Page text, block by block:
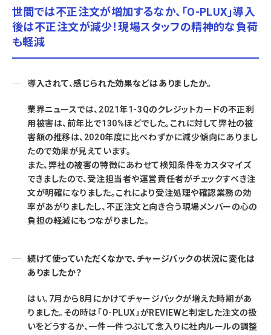
世間では不正注文が増加するなか、「O-PLUX」導入
後は不正注文が減少！現場スタッフの精神的な負荷
も軽減
導入されて、感じられた効果などはありましたか。
業界ニュースでは、2021年1-3Qのクレジットカードの不正利
用被害は、前年比で130%ほどでした。これに対して弊社の被
害額の推移は、2020年度に比べわずかに減少傾向にありまし
たので効果が見えています。
また、弊社の被害の特徴にあわせて検知条件をカスタマイズ
できましたので、受注担当者や運営責任者がチェックすべき注
文が明確になりました。これにより受注処理や確認業務の効
率があがりましたし、不正注文と向き合う現場メンバーの心の
負担の軽減にもつながりました。
続けて使っていただくなかで、チャージバックの状況に変化は
ありましたか？
はい。7月から8月にかけてチャージバックが増えた時期があ
りました。その時は「O-PLUX」がREVIEWと判定した注文の扱
いをどうするか、一件一件つぶして念入りに社内ルールの調整